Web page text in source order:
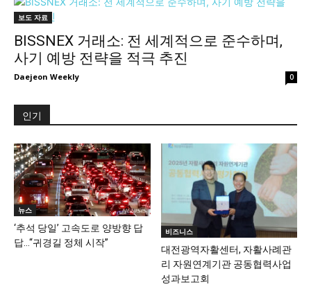
보도 자료
BISSNEX 거래소: 전 세계적으로 준수하며,
사기 예방 전략을 적극 추진
Daejeon Weekly 0
인기
뉴스
‘추석 당일’ 고속도로 양방향 답
답…“귀경길 정체 시작”
비즈니스
대전광역자활센터, 자활사례관
리 자원연계기관 공동협력사업
성과보고회